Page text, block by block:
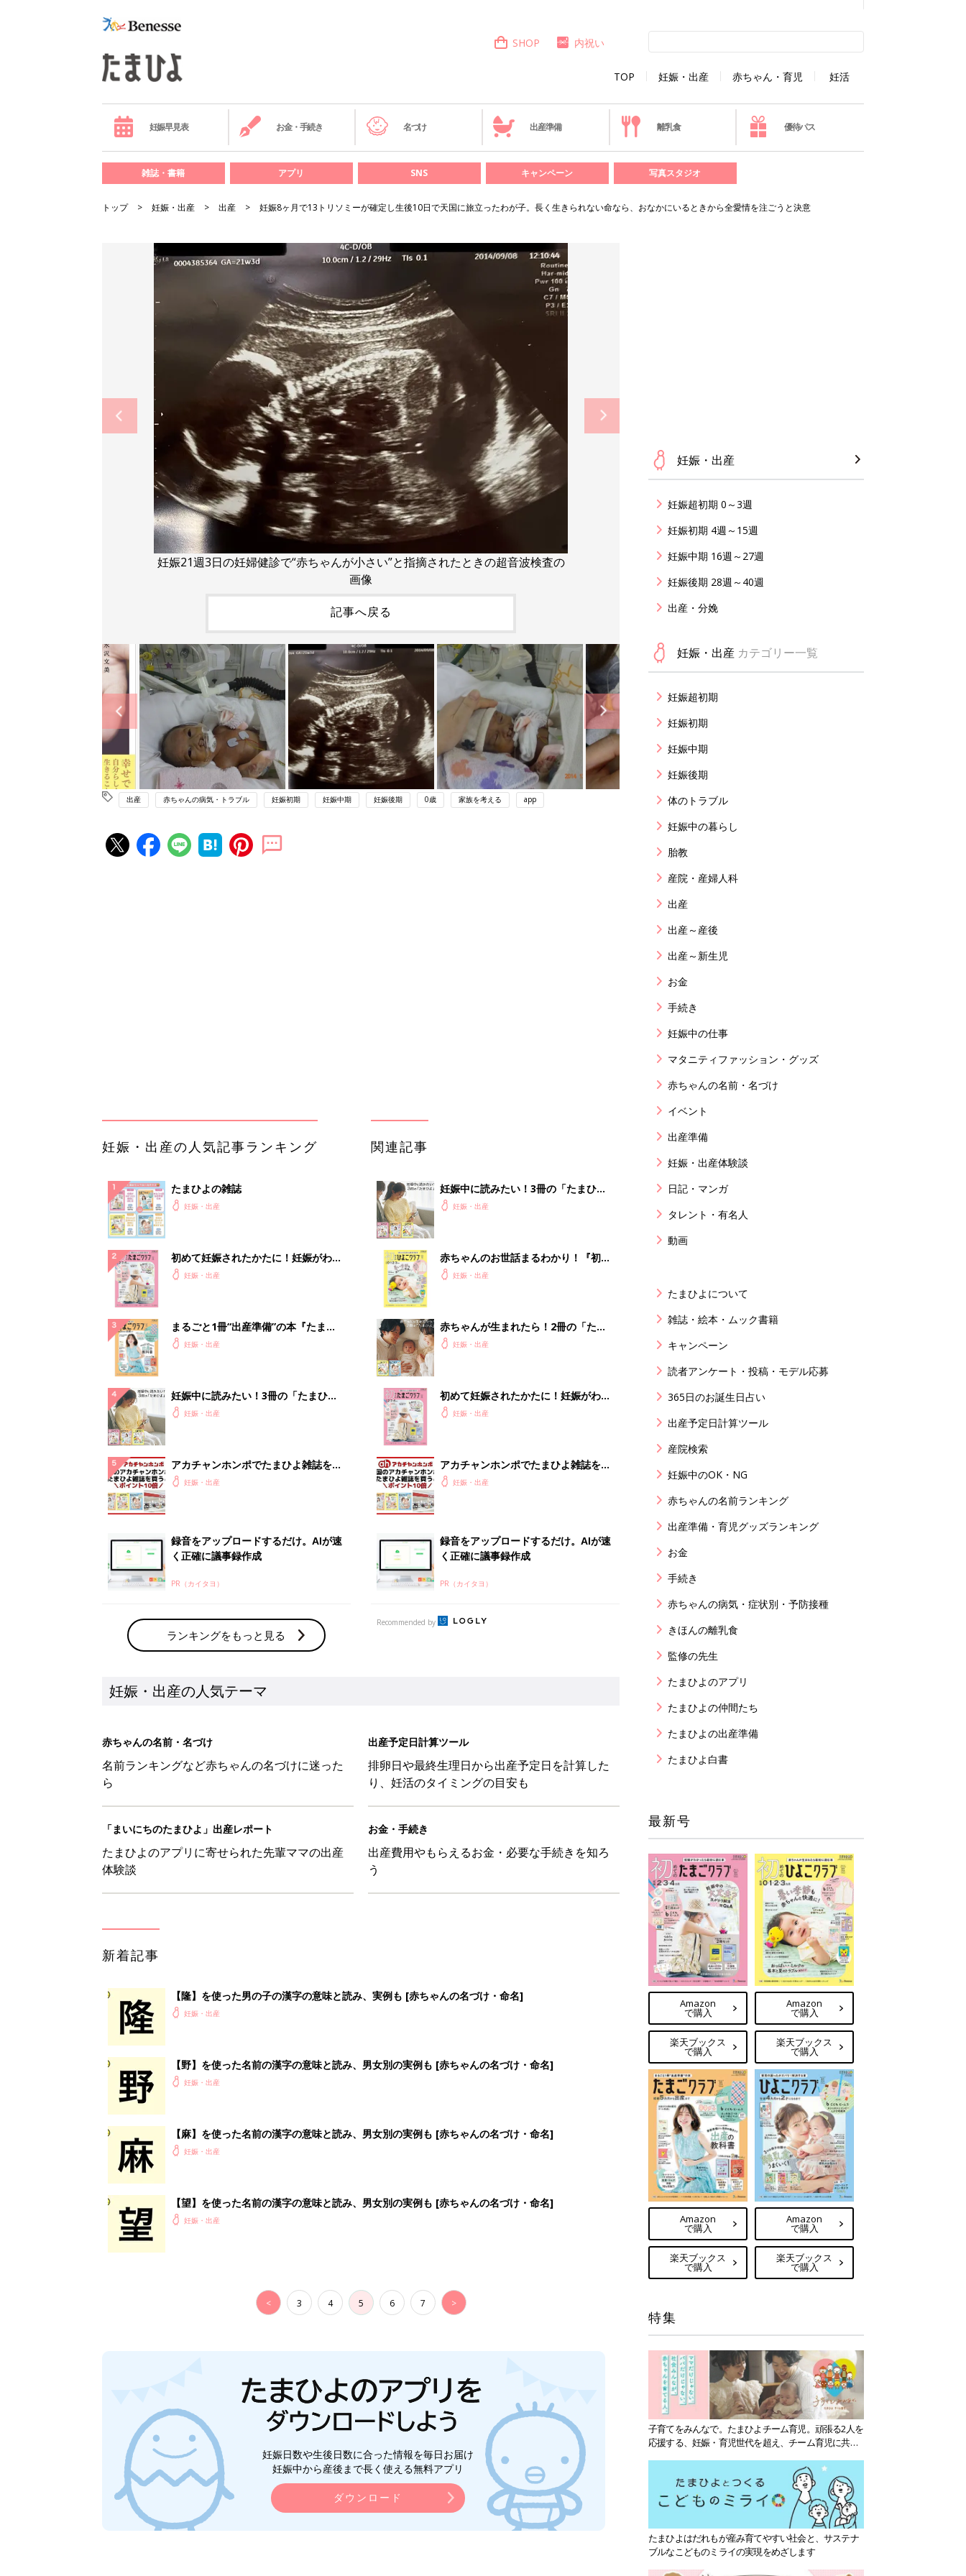
TOP 妊娠・出産 赤ちゃん・育児 妊活
SHOP 内祝い
妊娠早見表 お金・手続き 名づけ 出産準備 離乳食 優待パス
雑誌・書籍 アプリ SNS キャンペーン 写真スタジオ
トップ 妊娠・出産 出産 妊娠8ヶ月で13トリソミーが確定し生後10日で天国に旅立ったわが子。長く生きられない命なら、おなかにいるときから全愛情を注ごうと決意
妊娠21週3日の妊婦健診で“赤ちゃんが小さい”と指摘されたときの超音波検査の
画像
記事へ戻る
出産 赤ちゃんの病気・トラブル 妊娠初期 妊娠中期 妊娠後期 0歳 家族を考える app
夫婦で予習する 出産の教科書
妊娠中に読みたい！3冊の「たまひ
く正確に議事録作成
PR（カイタヨ）
ランキングをもっと見る
クラブ 夏号』
く正確に議事録作成
PR（カイタヨ）
妊娠・出産の人気テーマ
赤ちゃんの名前・名づけ
ら
出産予定日計算ツール
り、妊活のタイミングの目安も
「まいにちのたまひよ」出産レポート
たまひよのアプリに寄せられた先輩ママの出産
体験談
お金・手続き
出産費用やもらえるお金・必要な手続きを知ろ
【隆】を使った男の子の漢字の意味と読み、実例も [赤ちゃんの名づけ・命名]
【野】を使った名前の漢字の意味と読み、男女別の実例も [赤ちゃんの名づけ・命名]
妊娠・出産
【麻】を使った名前の漢字の意味と読み、男女別の実例も [赤ちゃんの名づけ・命名]
< 3 4 5 6 7 >
妊娠・出産
妊娠超初期 0～3週
妊娠初期 4週～15週
妊娠中期 16週～27週
妊娠後期 28週～40週
出産・分娩
妊娠・出産 カテゴリー一覧
妊娠超初期
妊娠初期
妊娠中期
妊娠後期
体のトラブル
妊娠中の暮らし
胎教
産院・産婦人科
出産
出産～産後
出産～新生児
お金
手続き
妊娠中の仕事
マタニティファッション・グッズ
赤ちゃんの名前・名づけ
イベント
出産準備
妊娠・出産体験談
日記・マンガ
タレント・有名人
動画
たまひよについて
雑誌・絵本・ムック書籍
キャンペーン
読者アンケート・投稿・モデル応募
365日のお誕生日占い
出産予定日計算ツール
産院検索
妊娠中のOK・NG
赤ちゃんの名前ランキング
出産準備・育児グッズランキング
お金
手続き
赤ちゃんの病気・症状別・予防接種
きほんの離乳食
監修の先生
たまひよのアプリ
たまひよの仲間たち
たまひよの出産準備
たまひよ白書
最新号
Amazon
で購入
楽天ブックス
で購入
Amazon
で購入
楽天ブックス
で購入
Amazon
で購入
楽天ブックス
で購入
Amazon
で購入
楽天ブックス
で購入
特集
子育てをみんなで。たまひよチーム育児。頑張る2人を
応援する、妊娠・育児世代を超え、チーム育児に共感
たまひよはだれもが産み育てやすい社会と、サステナ
ブルなこどものミライの実現をめざします